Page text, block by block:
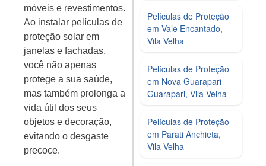
móveis e revestimentos.
Ao instalar películas de
proteção solar em
janelas e fachadas,
você não apenas
protege a sua saúde,
mas também prolonga a
vida útil dos seus
objetos e decoração,
evitando o desgaste
precoce.
Películas de Proteção
em Vale Encantado,
Vila Velha
Películas de Proteção
em Nova Guarapari
Guarapari, Vila Velha
Películas de Proteção
em Parati Anchieta,
Vila Velha